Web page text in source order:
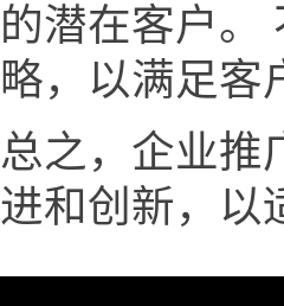
的潜在客户。
略，以满足客
总之，企业推
进和创新，以